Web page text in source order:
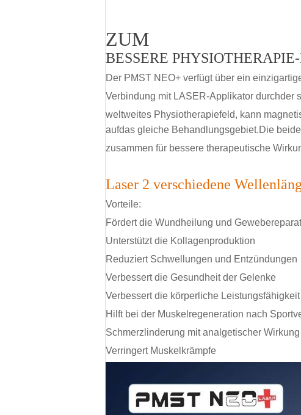
ZUM
BESSERE
Der PMST NEO+ verfügt über ein
Verbindung mit LASER-Applikator durchder
weltweites Physiotherapiefeld, kann
aufdas gleiche Behandlungsgebiet.Die
zusammen für bessere therapeutische
Laser 2 verschiedene
Vorteile:
Fördert die Wundheilung und
Unterstützt die Kollagenproduktion
Reduziert Schwellungen und Entzündungen
Verbessert die Gesundheit der Gelenke
Verbessert die körperliche Leistungsfähigkeit
Hilft bei der Muskelregeneration nach
Schmerzlinderung mit analgetischer Wirkung
Verringert Muskelkrämpfe